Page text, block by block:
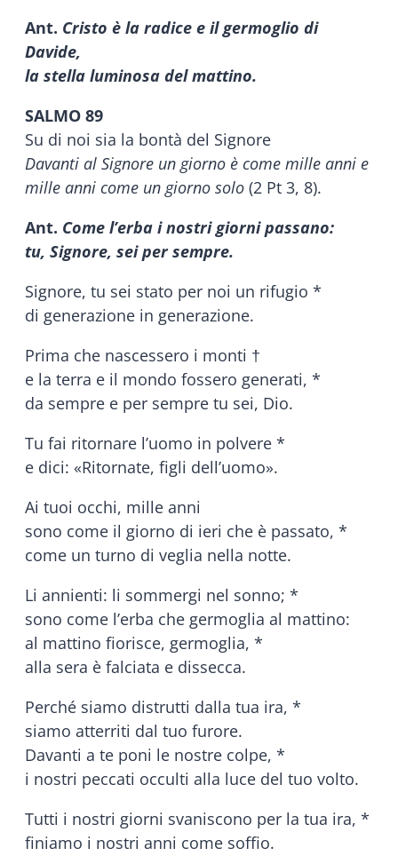
Ant. Cristo è la radice e il germoglio di
Davide,
la stella luminosa del mattino.
SALMO 89
Su di noi sia la bontà del Signore
Davanti al Signore un giorno è come mille anni e
mille anni come un giorno solo (2 Pt 3, 8).
Ant. Come l’erba i nostri giorni passano:
tu, Signore, sei per sempre.
Signore, tu sei stato per noi un rifugio *
di generazione in generazione.
Prima che nascessero i monti †
e la terra e il mondo fossero generati, *
da sempre e per sempre tu sei, Dio.
Tu fai ritornare l’uomo in polvere *
e dici: «Ritornate, figli dell’uomo».
Ai tuoi occhi, mille anni
sono come il giorno di ieri che è passato, *
come un turno di veglia nella notte.
Li annienti: li sommergi nel sonno; *
sono come l’erba che germoglia al mattino:
al mattino fiorisce, germoglia, *
alla sera è falciata e dissecca.
Perché siamo distrutti dalla tua ira, *
siamo atterriti dal tuo furore.
Davanti a te poni le nostre colpe, *
i nostri peccati occulti alla luce del tuo volto.
Tutti i nostri giorni svaniscono per la tua ira, *
finiamo i nostri anni come soffio.